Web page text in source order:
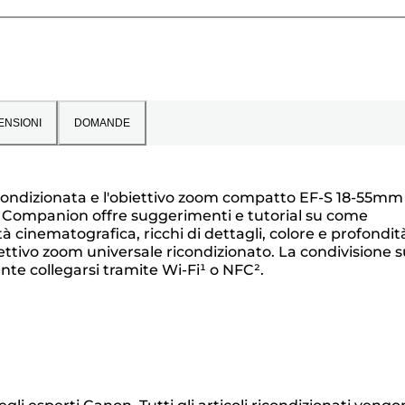
DOMANDE
e l'obiettivo zoom compatto EF-S 18-55mm
offre suggerimenti e tutorial su come
cinematografica, ricchi di dettagli, colore e
zoom universale ricondizionato. La condivisione
collegarsi tramite Wi-Fi¹ o NFC².